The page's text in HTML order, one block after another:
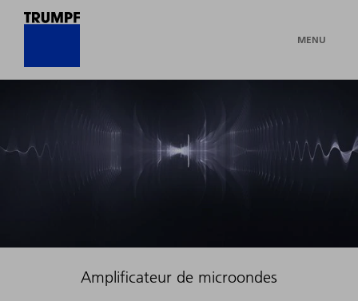
MENU
Amplificateur de microondes